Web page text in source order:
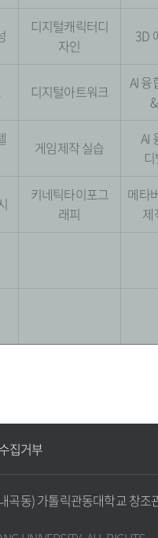
디지털캐릭터디
자인
3D
디지털아트워크
AI 융
게임제작 실습
AI
키네틱타이포그
래피
메타
제
집거부
곡동) 가톨릭관동대학교 창조